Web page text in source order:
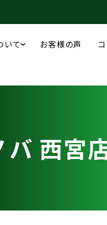
いて お客様の声
西宮